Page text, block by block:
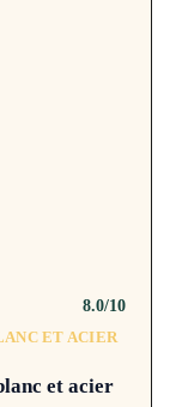
8.0/10
ET ACIER
et acier